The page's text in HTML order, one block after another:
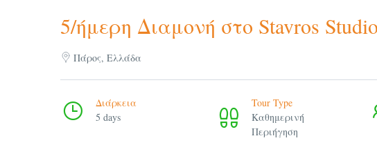
5/ήμερη Διαμονή στο Stavros Studio
Πάρος, Ελλάδα
Διάρκεια
5 days
Tour Type
Καθημερινή
Περιήγηση